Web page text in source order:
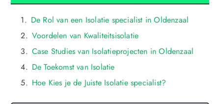
De Rol van een Isolatie specialist in Oldenzaal
Voordelen van Kwaliteitsisolatie
Case Studies van Isolatieprojecten in Oldenzaal
De Toekomst van Isolatie
Hoe Kies je de Juiste Isolatie specialist?